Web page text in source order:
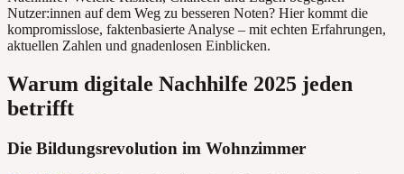
Nutzer:innen auf dem Weg zu besseren Noten? Hier kommt die
kompromisslose, faktenbasierte Analyse – mit echten Erfahrungen,
aktuellen Zahlen und gnadenlosen Einblicken.
Warum digitale Nachhilfe 2025 jeden
betrifft
Die Bildungsrevolution im Wohnzimmer